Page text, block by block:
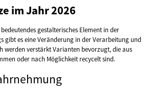
im Jahr 2026
gestalterisches Element in der
gibt es eine Veränderung in der Verarbeitung und
werden verstärkt Varianten bevorzugt, die aus
oder nach Möglichkeit recycelt sind.